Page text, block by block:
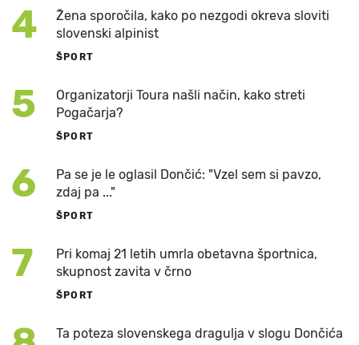
4
Žena sporočila, kako po nezgodi okreva sloviti
slovenski alpinist
ŠPORT
5
Organizatorji Toura našli način, kako streti
Pogačarja?
ŠPORT
6
Pa se je le oglasil Dončić: "Vzel sem si pavzo,
zdaj pa ..."
ŠPORT
7
Pri komaj 21 letih umrla obetavna športnica,
skupnost zavita v črno
ŠPORT
Ta poteza slovenskega dragulja v slogu Dončića